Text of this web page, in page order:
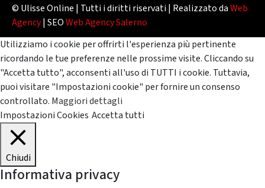
© Ulisse Online | Tutti i diritti riservati | Realizzato daWeb
Agency| SEOWeb Agency Salerno
Utilizziamo i cookie per offrirti l'esperienza più pertinente
ricordando le tue preferenze nelle prossime visite. Cliccando su
"Accetta tutto", acconsenti all'uso di TUTTI i cookie. Tuttavia,
puoi visitare "Impostazioni cookie" per fornire un consenso
controllato. Maggiori dettagli
Impostazioni Cookies Accetta tutti
Chiudi
Informativa privacy